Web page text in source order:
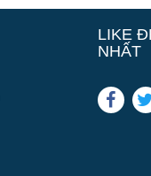
LIKE
NHẤT